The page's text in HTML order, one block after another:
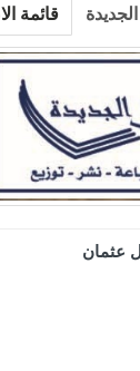
قائمة
عثمان